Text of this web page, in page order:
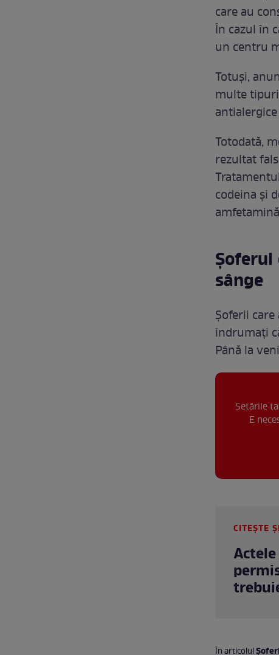
care au
În cazul în
un centru
Totuși,
multe
Totodată,
rezultat
codeina și
sânge
Șoferii
îndrumați
Până la
Setările
E
CITEȘTE
În articolul